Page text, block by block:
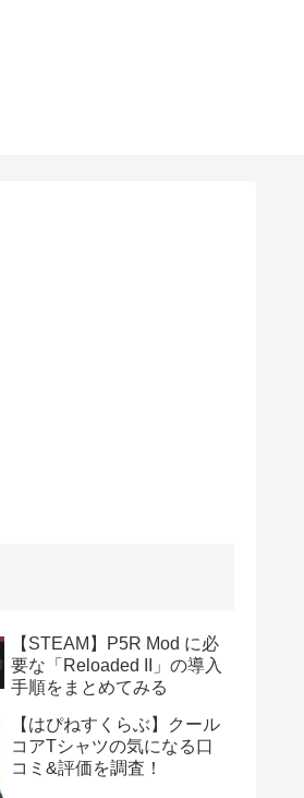
【STEAM】P5R Mod に必
要な「Reloaded II」の導入
手順をまとめてみる
【はぴねすくらぶ】クール
コアTシャツの気になる口
コミ&評価を調査！